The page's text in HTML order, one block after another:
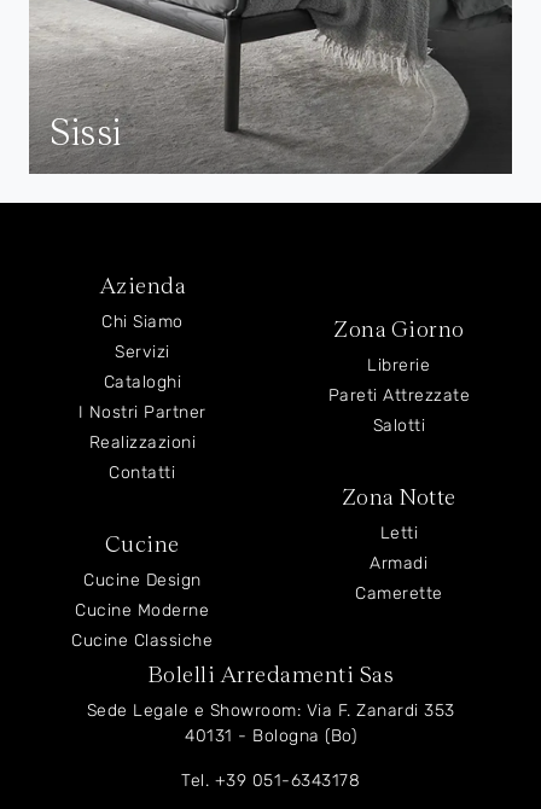
Sissi
Azienda
Chi Siamo
Servizi
Cataloghi
I Nostri Partner
Realizzazioni
Contatti
Cucine
Cucine Design
Cucine Moderne
Cucine Classiche
Zona Giorno
Librerie
Pareti Attrezzate
Salotti
Zona Notte
Letti
Armadi
Camerette
Bolelli Arredamenti Sas
Sede Legale e Showroom: Via F. Zanardi 353
40131 - Bologna (Bo)
Tel. +39 051-6343178